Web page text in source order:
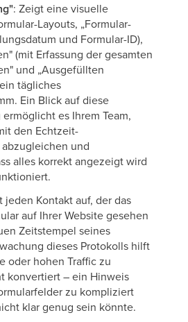
: Zeigt eine visuelle
Layouts, „Formular-
und Formular-ID),
(mit Erfassung der gesamten
und „Ausgefüllten
tägliches
Ein Blick auf diese
es Ihrem Team,
den Echtzeit-
und
alles korrekt angezeigt wird
jeden Kontakt auf, der das
auf Ihrer Website gesehen
Zeitstempel seines
dieses Protokolls hilft
oder hohen Traffic zu
konvertiert – ein Hinweis
zu kompliziert
klar genug sein könnte.